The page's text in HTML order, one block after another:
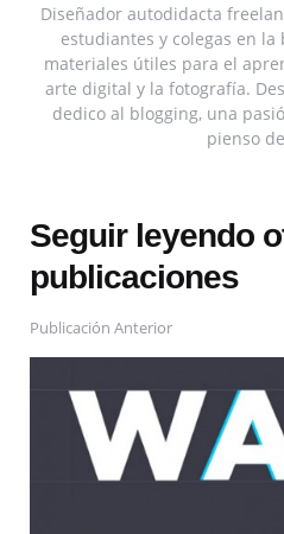
Diseñador autodidacta
estudiantes y colegas en
materiales útiles para el
arte digital y la fotografía.
dedico al blogging, una
pienso
Seguir leyendo
publicaciones
Publicación Anterior